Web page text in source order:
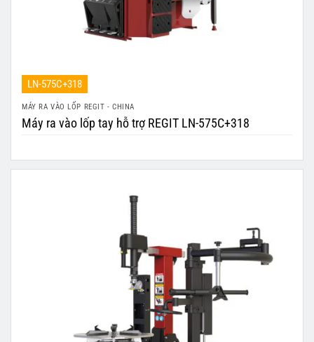
LN-575C+318
MÁY RA VÀO LỐP REGIT - CHINA
Máy ra vào lốp tay hỗ trợ REGIT LN-575C+318